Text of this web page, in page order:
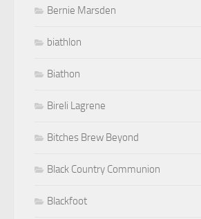
Bernie Marsden
biathlon
Biathon
Bireli Lagrene
Bitches Brew Beyond
Black Country Communion
Blackfoot